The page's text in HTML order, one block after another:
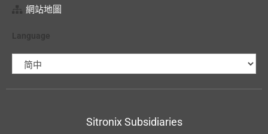
網站地圖
Language
Sitronix Subsidiaries